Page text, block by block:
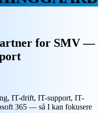
for SMV —
IT-drift, IT-support, IT-
365 — så I kan fokusere